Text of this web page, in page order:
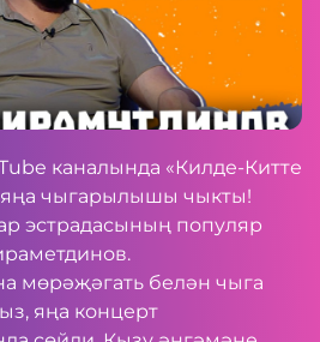
каналында «Килде-Китте
чыгарылышы чыкты!
эстрадасының популяр
мөрәҗәгать белән чыга
яңа концерт